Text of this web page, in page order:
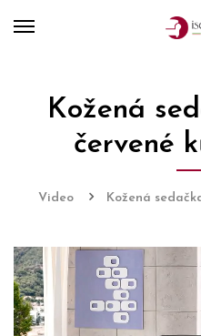
Kožená
červené
Video Kožená